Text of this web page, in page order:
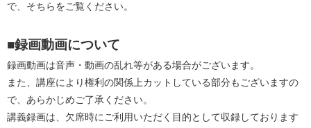
で、そちらをご覧ください。
■録画動画について
録画動画は音声・動画の乱れ等がある場合がございます。
また、講座により権利の関係上カットしている部分もございますの
で、あらかじめご了承ください。
講義録画は、欠席時にご利用いただく目的として収録しております